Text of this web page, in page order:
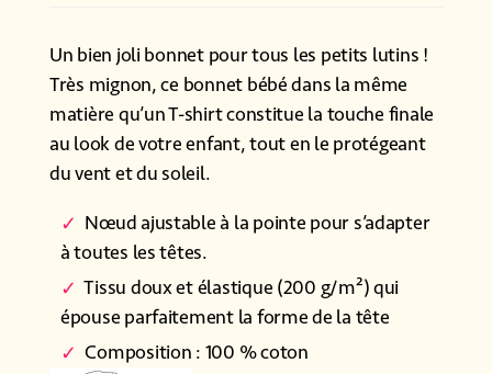
Un bien joli bonnet pour tous les petits lutins !
Très mignon, ce bonnet bébé dans la même
matière qu’un T-shirt constitue la touche finale
au look de votre enfant, tout en le protégeant
du vent et du soleil.
Nœud ajustable à la pointe pour s’adapter
à toutes les têtes.
Tissu doux et élastique (200 g/m²) qui
épouse parfaitement la forme de la tête
Composition : 100 % coton